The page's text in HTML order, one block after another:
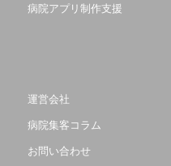
病院アプリ制作支援
運営会社
病院集客コラム
お問い合わせ